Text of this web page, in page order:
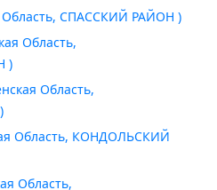
Область, СПАССКИЙ РАЙОН )
Область,
)
Область,
Область, КОНДОЛЬСКИЙ
Область,